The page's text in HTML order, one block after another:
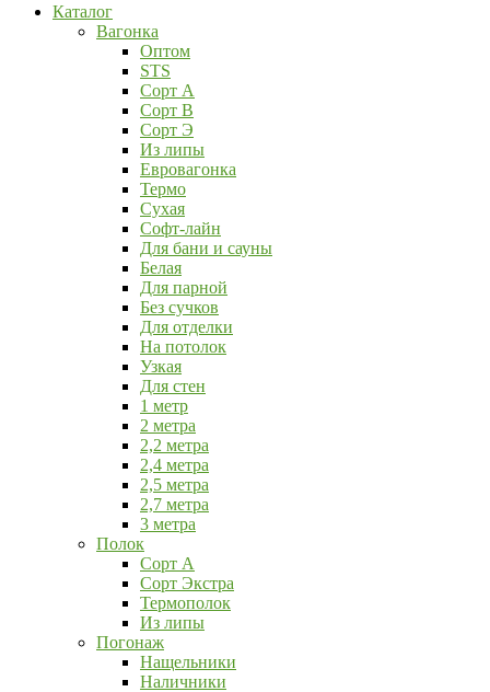
Каталог
Вагонка
Оптом
STS
Сорт А
Сорт В
Сорт Э
Из липы
Евровагонка
Термо
Сухая
Софт-лайн
Для бани и сауны
Белая
Для парной
Без сучков
Для отделки
На потолок
Узкая
Для стен
1 метр
2 метра
2,2 метра
2,4 метра
2,5 метра
2,7 метра
3 метра
Полок
Сорт А
Сорт Экстра
Термополок
Из липы
Погонаж
Нащельники
Наличники